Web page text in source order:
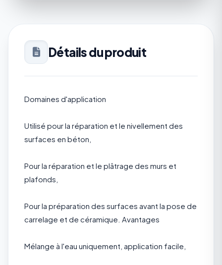
Détails du produit
Domaines d'application
Utilisé pour la réparation et le nivellement des
surfaces en béton,
Pour la réparation et le plâtrage des murs et
plafonds,
Pour la préparation des surfaces avant la pose de
carrelage et de céramique. Avantages
Mélange à l'eau uniquement, application facile,